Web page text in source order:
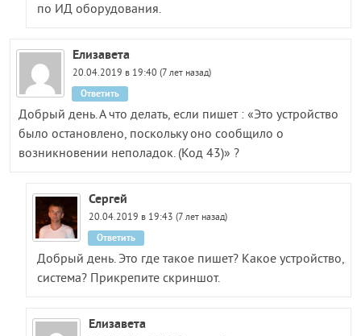
по ИД оборудования.
Елизавета
20.04.2019 в 19:40 (7 лет назад)
Добрый день. А что делать, если пишет : «Это устройство
было остановлено, поскольку оно сообщило о
возникновении неполадок. (Код 43)» ?
Ответить
Сергей
20.04.2019 в 19:43 (7 лет назад)
Добрый день. Это где такое пишет? Какое устройство,
система? Прикрепите скриншот.
Ответить
Елизавета